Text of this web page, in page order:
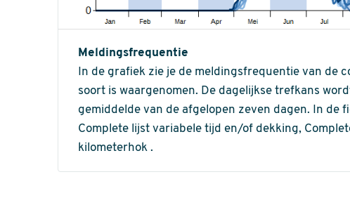
Meldingsfrequentie
In de grafiek zie je de meldingsfrequentie van de
soort is waargenomen. De dagelijkse trefkans
gemiddelde van de afgelopen zeven dagen. In de
Complete lijst variabele tijd en/of dekking,
kilometerhok .